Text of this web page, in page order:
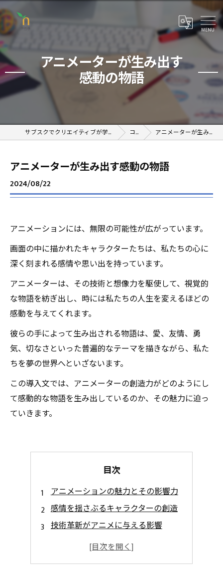
アニメーターが生み出す
感動の物語
サブスクでクリエイティブが学べるオンラインスクール コラム アニメーターが生み出す感動の物語
アニメーターが生み出す感動の物語
2024/08/22
アニメーションには、無限の可能性が広がっています。
画面の中に描かれたキャラクターたちは、私たちの心に
深く刻まれる感情や思い出を持っています。
アニメーターは、その技術と想像力を駆使して、視覚的
な物語を紡ぎ出し、時には私たちの人生を変えるほどの
感動を与えてくれます。
彼らの手によって生み出される物語は、愛、友情、勇
気、切なさといった普遍的なテーマを描きながら、私た
ちを夢の世界へといざないます。
この導入文では、アニメーターの創造力がどのようにし
て感動的な物語を生み出しているのか、その魅力に迫っ
ていきます。
目次
アニメーションの魅力とその影響力
感情を揺さぶるキャラクターの創造
技術革新がアニメに与える影響
アニメーターの情熱と制作の舞台裏